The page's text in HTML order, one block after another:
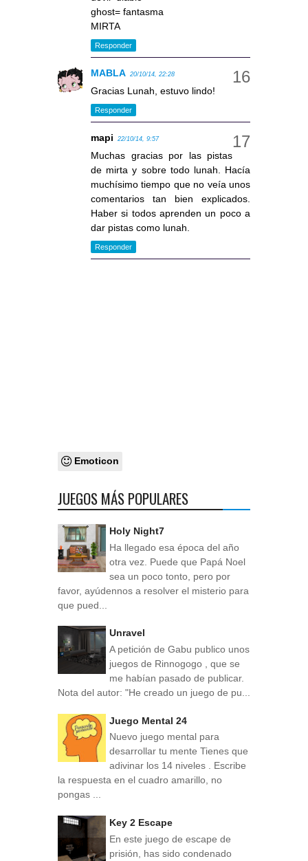
ghost= fantasma
MIRTA
Responder
MABLA 20/10/14, 22:28
Gracias Lunah, estuvo lindo!
Responder
mapi 22/10/14, 9:57
Muchas gracias por las pistas
de mirta y sobre todo lunah. Hacía
muchísimo tiempo que no veía unos
comentarios tan bien explicados.
Haber si todos aprenden un poco a
dar pistas como lunah.
Responder
Emoticon
JUEGOS MÁS POPULARES
Holy Night7
Ha llegado esa época del año
otra vez. Puede que Papá Noel
sea un poco tonto, pero por
favor, ayúdennos a resolver el misterio para
que pued...
Unravel
A petición de Gabu publico unos
juegos de Rinnogogo , que se
me habían pasado de publicar.
Nota del autor: "He creado un juego de pu...
Juego Mental 24
Nuevo juego mental para
desarrollar tu mente Tienes que
adivinar los 14 niveles . Escribe
la respuesta en el cuadro amarillo, no
pongas ...
Key 2 Escape
En este juego de escape de
prisión, has sido condenado